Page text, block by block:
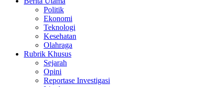
Politik
Ekonomi
Teknologi
Kesehatan
Olahraga
Rubrik Khusus
Sejarah
Opini
Reportase Investigasi